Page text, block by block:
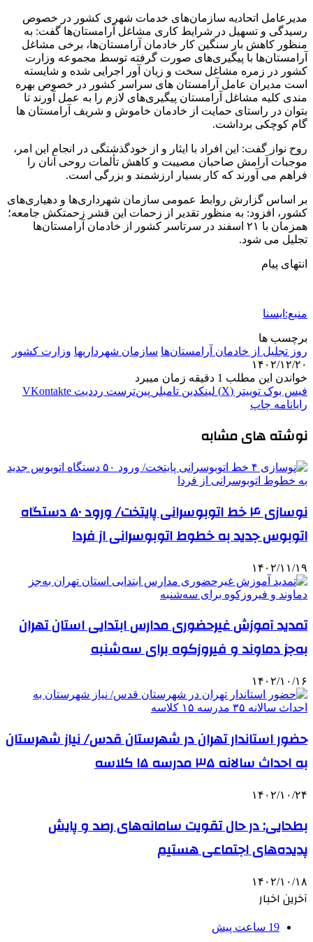
مدیرعامل اتحادیه سازمان‌های خدمات شهری کشور در خصوص
رسیدگی و تسهیل در شرایط کاری مشاغل آرامستان‌ها گفت: به
منظور کاهش بار سنگین کار خادمان آرامستان‌ها، برخی مشاغل
آرامستان‌ها با پیگیری‌های صورت گرفته توسط مجموعه وزارت
کشور در زمره مشاغل سخت و زیان آور اجرایی شده و شایسته
است مدیران عامل آرامستان های سراسر کشور در خصوص بهره
مندی کلیه مشاغل آرامستان پیگیری‌های لازم را به عمل آورند تا
بتوان در راستای حمایت از خادمان خاموش و شریف آرامستان ها
گام کوچکی برداشت.
روح نواز گفت: این افراد با ایثار و از خودگذشتگی در انجام این امر،
موجبات آرامش صاحبان مصیبت و کاهش تألمات روحی آنان را
فراهم می آورند که کار بسیار ارزشمند و بزرگی است.
بر اساس گزارش روابط عمومی سازمان شهرداری‌ها و دهیاری‌های
کشور، افزود: به منظور تقدیر از زحمات این قشر زحمتکش جامعه؛
همزمان با ۲۱ اسفند در سرتاسر کشور از خادمان آرامستان‌ها
تجلیل می شود.
انتهای پیام
منبع:ایسنا
برچسب ها
روز تجلیل از خادمان آرامستان‌ها سازمان شهرداريها وزارت كشور
۱۴۰۲/۱۲/۲۰
خواندن این مطلب 1 دقیقه زمان میبرد
فیس بوک توییتر (X) لینکدین ‫تامبلر ‫پین‌ترست ‫رددیت ‫VKontakte
رایانامه چاپ
نوشته های مشابه
نوسازی ۴ خط اتوبوسرانی پایتخت/ ورود ۵۰ دستگاه
اتوبوس جدید به خطوط اتوبوسرانی از فردا
۱۴۰۲/۱۱/۱۹
تمدید آموزش غیرحضوری مدارس ابتدایی استان تهران
به‌جز دماوند و فیروزکوه برای سه‌شنبه
۱۴۰۲/۱۰/۱۶
حضور استاندار تهران در شهرستان قدس/ نیاز شهرستان
به احداث سالانه ۳۵ مدرسه ۱۵ کلاسه
۱۴۰۲/۱۰/۲۴
بطحایی: در حال تقویت سامانه‌های رصد و پایش
پدیده‌های اجتماعی هستیم
۱۴۰۲/۱۰/۱۸
آخرین اخبار
19 ساعت پیش